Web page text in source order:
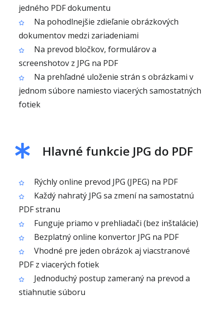
jedného PDF dokumentu
Na pohodlnejšie zdieľanie obrázkových
dokumentov medzi zariadeniami
Na prevod bločkov, formulárov a
screenshotov z JPG na PDF
Na prehľadné uloženie strán s obrázkami v
jednom súbore namiesto viacerých samostatných
fotiek
Hlavné funkcie JPG do PDF
Rýchly online prevod JPG (JPEG) na PDF
Každý nahratý JPG sa zmení na samostatnú
PDF stranu
Funguje priamo v prehliadači (bez inštalácie)
Bezplatný online konvertor JPG na PDF
Vhodné pre jeden obrázok aj viacstranové
PDF z viacerých fotiek
Jednoduchý postup zameraný na prevod a
stiahnutie súboru